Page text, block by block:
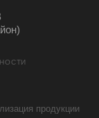
продукции